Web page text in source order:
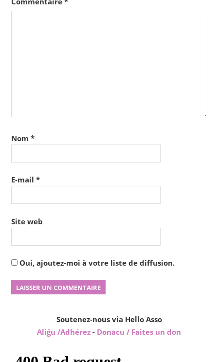
Nom *
E-mail *
Site web
Oui, ajoutez-moi à votre liste de diffusion.
Soutenez-nous via Hello Asso
Aliĝu /Adhérez - Donacu / Faites un don